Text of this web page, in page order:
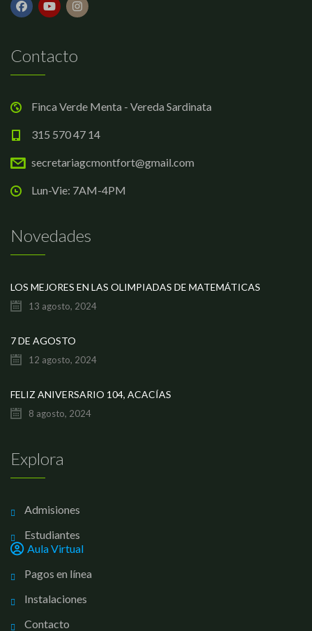
Contacto
Finca Verde Menta - Vereda Sardinata
315 570 47 14
secretariagcmontfort@gmail.com
Lun-Vie: 7AM-4PM
Novedades
LOS MEJORES EN LAS OLIMPIADAS DE MATEMÁTICAS
13 agosto, 2024
7 DE AGOSTO
12 agosto, 2024
FELIZ ANIVERSARIO 104, ACACÍAS
8 agosto, 2024
Explora
Admisiones
Estudiantes
Aula Virtual
Pagos en línea
Instalaciones
Contacto